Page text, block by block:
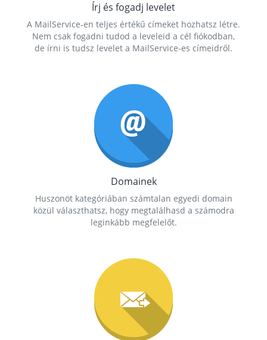
Írj és fogadj levelet
A MailService-en teljes értékű címeket hozhatsz létre.
Nem csak fogadni tudod a leveleid a cél fiókodban,
de írni is tudsz levelet a MailService-es címeidről.
Domainek
Huszonöt kategóriában számtalan egyedi domain
közül választhatsz, hogy megtalálhasd a számodra
leginkább megfelelőt.